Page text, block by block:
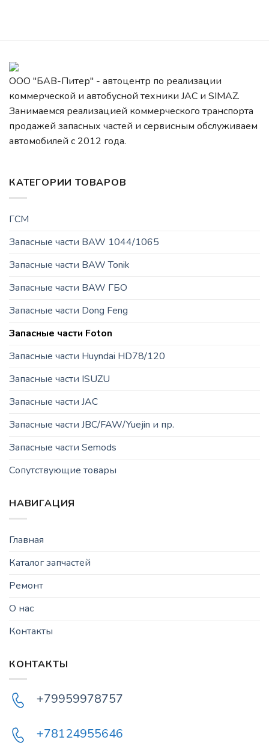
ООО "БАВ-Питер" - автоцентр по реализации
коммерческой и автобусной техники JAC и SIMAZ.
Занимаемся реализацией коммерческого транспорта
продажей запасных частей и сервисным обслуживаем
автомобилей c 2012 года.
КАТЕГОРИИ ТОВАРОВ
ГСМ
Запасные части BAW 1044/1065
Запасные части BAW Tonik
Запасные части BAW ГБО
Запасные части Dong Feng
Запасные части Foton
Запасные части Huyndai HD78/120
Запасные части ISUZU
Запасные части JAC
Запасные части JBC/FAW/Yuejin и пр.
Запасные части Semods
Сопутствующие товары
НАВИГАЦИЯ
Главная
Каталог запчастей
Ремонт
О нас
Контакты
КОНТАКТЫ
+79959978757
+78124955646